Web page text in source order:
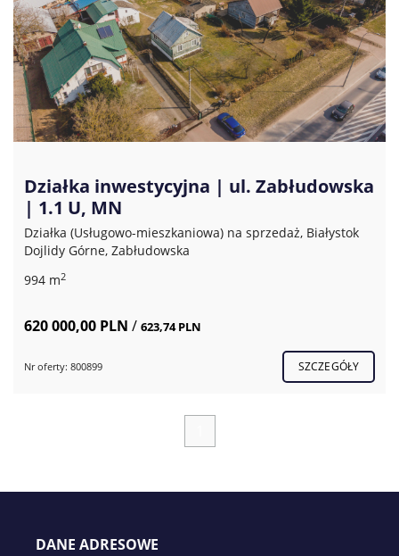
Działka inwestycyjna | ul. Zabłudowska
| 1.1 U, MN
Działka (Usługowo-mieszkaniowa) na sprzedaż, Białystok
Dojlidy Górne, Zabłudowska
994 m2
620 000,00 PLN / 623,74 PLN
Nr oferty: 800899 SZCZEGÓŁY
DANE ADRESOWE